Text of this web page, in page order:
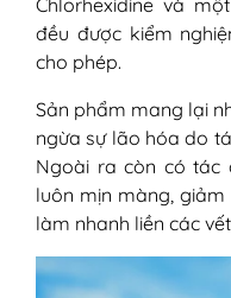
Chlorhexidine và
đều được kiểm
cho phép.
Sản phẩm mang lại
ngừa sự lão hóa do
Ngoài ra còn có tác
luôn mịn màng,
làm nhanh liền các